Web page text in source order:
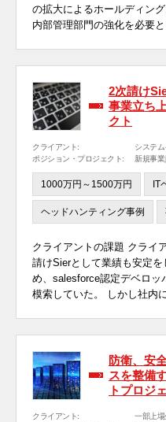
の拡大によるホールディン
内部管理部門の強化を必要
2次請け
事業立ち
クト
クライアント:
システ
ポジション・プロジェクト:
新規事業
1000万円～1500万円 IT
ヘッドハンティング事例
クライアントの課題 クライ
請けSierとして業績も安定
め、salesforce認定デベロッ
模索していた。 しかし社内
防衛、安
スを整備
トプロジ
クライアント:
一部上